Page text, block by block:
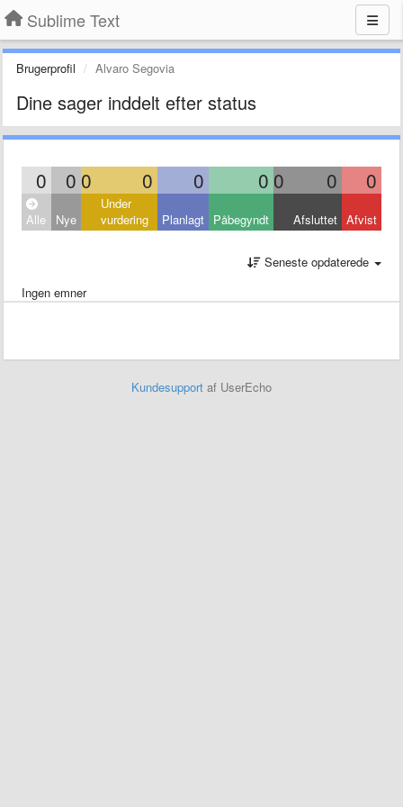
Sublime Text
Brugerprofil Alvaro Segovia
Dine sager inddelt efter status
0 0 0 0 0 0 0 0 0
Alle Nye
Under
vurdering
Planlagt Påbegyndt Afsluttet Afvist
Seneste opdaterede
Ingen emner
Kundesupport af UserEcho